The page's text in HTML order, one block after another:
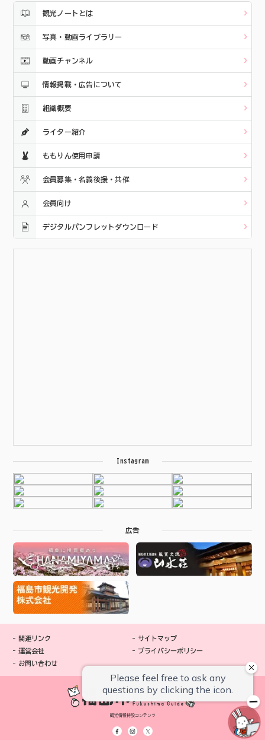
観光ノートとは
写真・動画ライブラリー
動画チャンネル
情報掲載・広告について
組織概要
ライター紹介
ももりん使用申請
会員募集・名義後援・共催
会員向け
デジタルパンフレットダウンロード
Instagram
広告
関連リンク
運営会社
お問い合わせ
サイトマップ
プライバシーポリシー
観光情報特設コンテンツ